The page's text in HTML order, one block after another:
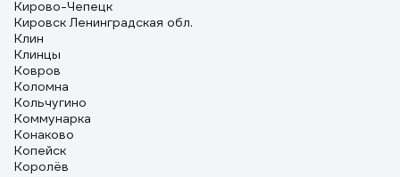
Кирово-Чепецк
Кировск Ленинградская обл.
Клин
Клинцы
Ковров
Коломна
Кольчугино
Коммунарка
Конаково
Копейск
Королёв